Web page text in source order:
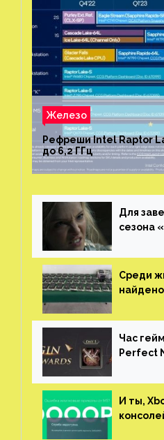
Железо
Рефреши Intel Raptor
до 6,2 ГГц
Для
сезона
Среди
Час
Perfect
И ты,